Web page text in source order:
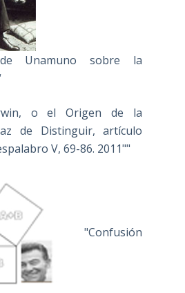
de Unamuno sobre la
o el Origen de la
de Distinguir, artículo
V, 69-86. 2011""
"Confusión